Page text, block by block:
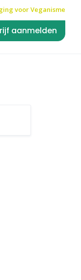
voor Veganisme
aanmelden